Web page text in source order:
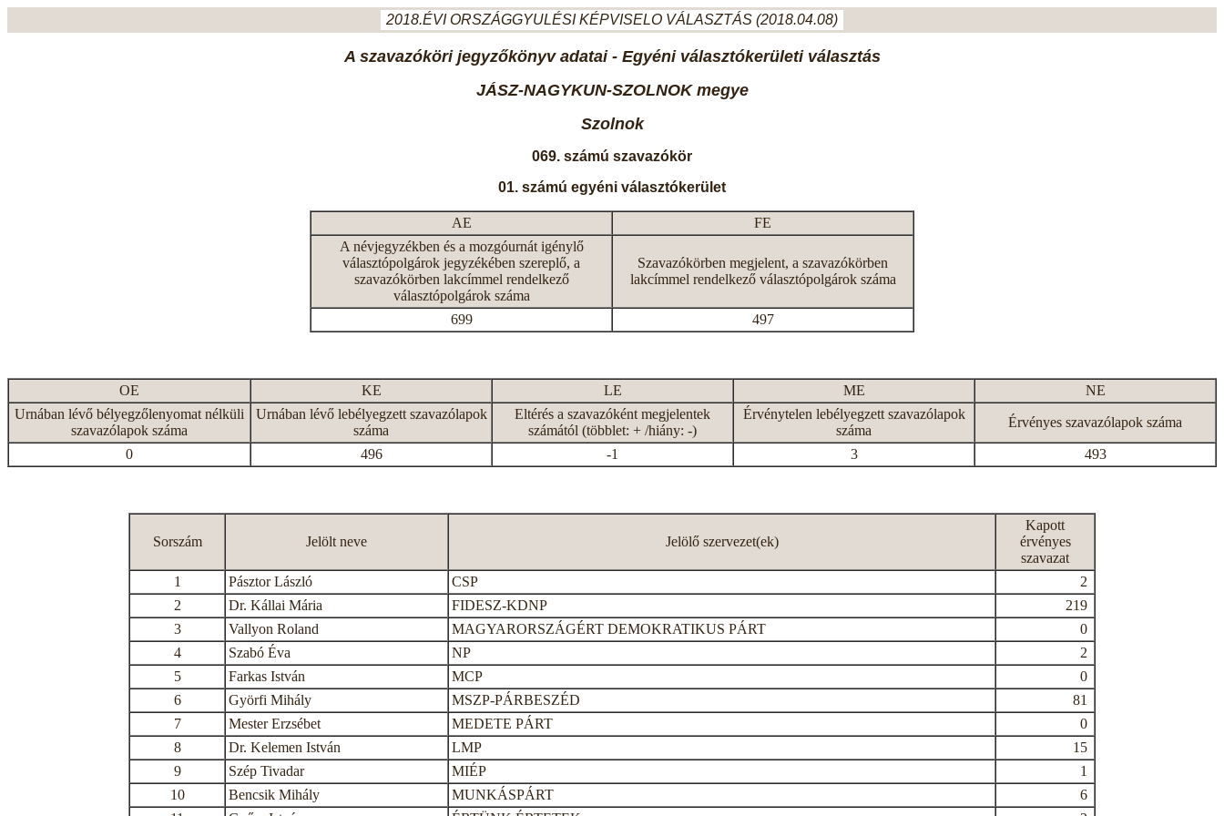
2018.ÉVI ORSZÁGGYULÉSI KÉPVISELO VÁLASZTÁS (2018.04.08)
A szavazóköri jegyzőkönyv adatai - Egyéni választókerületi választás
JÁSZ-NAGYKUN-SZOLNOK megye
Szolnok
069. számú szavazókör
01. számú egyéni választókerület
AE
FE
A névjegyzékben és a mozgóurnát igénylő
választópolgárok jegyzékében szereplő, a
szavazókörben lakcímmel rendelkező
választópolgárok száma
Szavazókörben megjelent, a szavazókörben
lakcímmel rendelkező választópolgárok száma
699 497
OE KE LE ME
NE
Urnában lévő bélyegzőlenyomat nélküli
szavazólapok száma
Urnában lévő lebélyegzett szavazólapok
száma
Eltérés a szavazóként megjelentek
számától (többlet: + /hiány: -)
Érvénytelen lebélyegzett szavazólapok
száma
Érvényes szavazólapok száma
0 496 -1 3 493
Sorszám Jelölt neve Jelölő szervezet(ek)
Kapott
érvényes
szavazat
1
Pásztor László CSP
2
2
Dr. Kállai Mária FIDESZ-KDNP
219
3
Vallyon Roland MAGYARORSZÁGÉRT DEMOKRATIKUS PÁRT
0
4
Szabó Éva NP
2
5
Farkas István MCP
0
6
Györfi Mihály MSZP-PÁRBESZÉD
81
7
Mester Erzsébet MEDETE PÁRT
0
8
Dr. Kelemen István LMP
15
9
Szép Tivadar MIÉP
1
10
Bencsik Mihály MUNKÁSPÁRT
6